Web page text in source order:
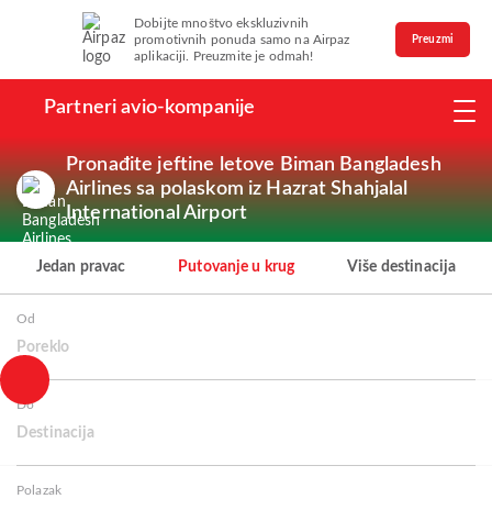
Dobijte mnoštvo ekskluzivnih
promotivnih ponuda samo na Airpaz
aplikaciji. Preuzmite je odmah!
Preuzmi
Partneri avio-kompanije
Pronađite jeftine letove Biman Bangladesh
Airlines sa polaskom iz Hazrat Shahjalal
International Airport
Jedan pravac Putovanje u krug Više destinacija
Od
Poreklo
Do
Destinacija
Polazak